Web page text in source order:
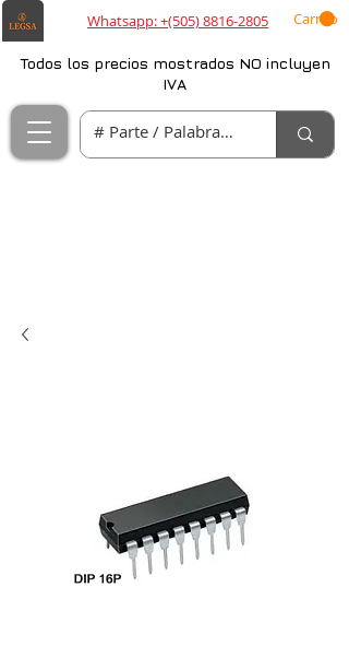
Whatsapp: +(505) 8816-2805 Carrito
Todos los precios mostrados NO incluyen
IVA